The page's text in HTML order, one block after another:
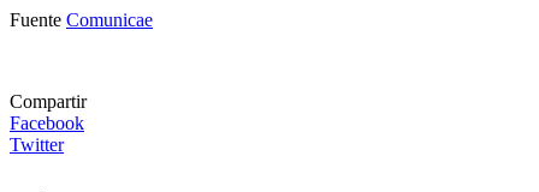
Fuente Comunicae
Compartir
Facebook
Twitter